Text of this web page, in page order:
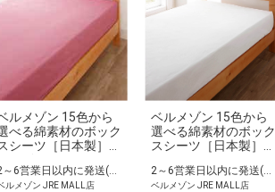
ルメゾン 15色から
べる綿素材のボック
シーツ［日本製］
2～6営業日以内に発送(長期休暇除く)
ルメゾン JRE MALL店
ベルメゾン 15色から
選べる綿素材のボック
スシーツ［日本製］
ドダブル
2～6営業日以内に発送(長期休暇除く)
ベルメゾン JRE MALL店